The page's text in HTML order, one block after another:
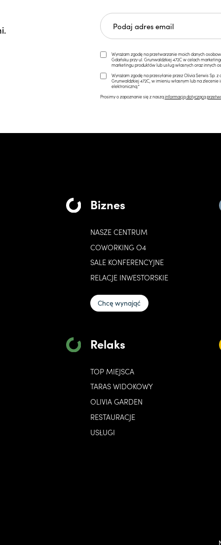
Wyrażam zgodę na przetwarzanie moich danych
Gdańsku przy ul. Grunwaldzkiej 472C w celach
marketingu produktów lub usług własnych oraz innych
Wyrażam zgodę na przesyłanie przez Olivia Serwis Sp. z
Grunwaldzkiej 472C, w imieniu własnym lub na
elektroniczną.*
Prosimy o zapoznanie się z nasząinformacją dotyczącą
Biznes
NASZE CENTRUM
COWORKING O4
SALE KONFERENCYJNE
RELACJE INWESTORSKIE
Chcę wynająć
Relaks
TOP MIEJSCA
TARAS WIDOKOWY
OLIVIA GARDEN
RESTAURACJE
USŁUGI